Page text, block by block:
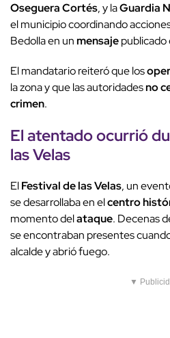
Oseguera Cortés, y laGuardia
el municipio coordinando
Bedolla en unmensajepublicado
El mandatario reiteró que los
la zona y que las autoridadesno
crimen.
El atentado ocurrió
las Velas
ElFestival de las Velas, un
se desarrollaba en elcentro
momento delataque. Decenas
se encontraban presentes
alcalde y abrió fuego.
▼